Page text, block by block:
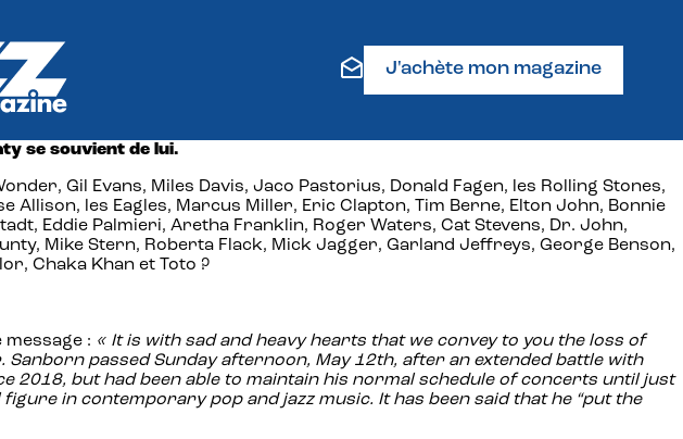
J'achète mon magazine
se souvient de lui.
Gil Evans, Miles Davis, Jaco Pastorius, Donald Fagen, les Rolling Stones,
Allison, les Eagles, Marcus Miller, Eric Clapton, Tim Berne, Elton John, Bonnie
Eddie Palmieri, Aretha Franklin, Roger Waters, Cat Stevens, Dr. John,
Mike Stern, Roberta Flack, Mick Jagger, Garland Jeffreys, George Benson,
Chaka Khan et Toto ?
: « It is with sad and heavy hearts that we convey to you the loss of
passed Sunday afternoon, May 12th, after an extended battle with
but had been able to maintain his normal schedule of concerts until just
in contemporary pop and jazz music. It has been said that he “put the